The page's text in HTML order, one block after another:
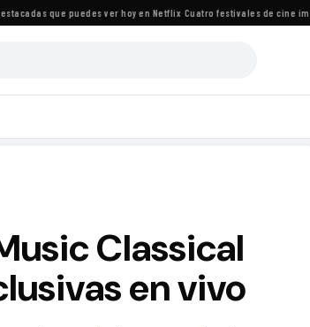
que puedes ver hoy en Netflix·Cuatro festivales de cine
Classical
en vivo